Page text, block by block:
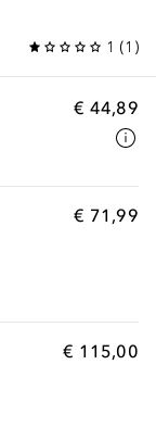
1 (1 )
€ 44,89
€ 71,99
€ 115,00